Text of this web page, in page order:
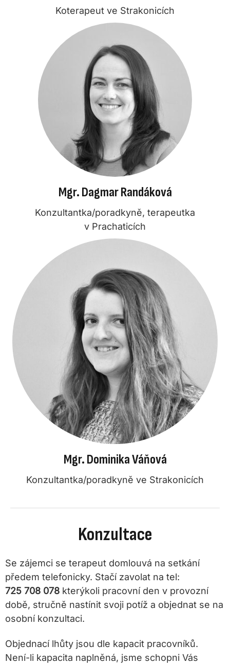
Koterapeut ve Strakonicích
Mgr. Dagmar Randáková
Konzultantka/poradkyně, terapeutka
v Prachaticích
Mgr. Dominika Váňová
Konzultantka/poradkyně ve Strakonicích
Konzultace
Se zájemci se terapeut domlouvá na setkání
předem telefonicky. Stačí zavolat na tel:
725 708 078 kterýkoli pracovní den v provozní
době, stručně nastínit svoji potíž a objednat se na
osobní konzultaci.
Objednací lhůty jsou dle kapacit pracovníků.
Není-li kapacita naplněná, jsme schopni Vás